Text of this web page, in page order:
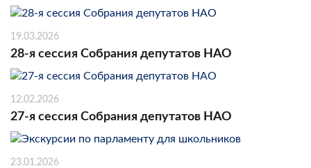
19.03.2026
28-я сессия Собрания депутатов НАО
12.02.2026
27-я сессия Собрания депутатов НАО
23.01.2026